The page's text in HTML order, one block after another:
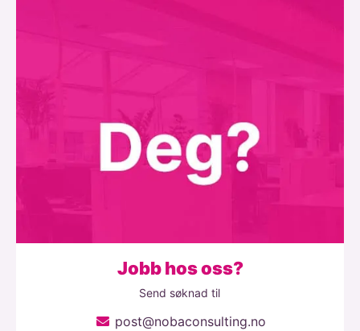
Jobb hos oss?
Send søknad til
post@nobaconsulting.no